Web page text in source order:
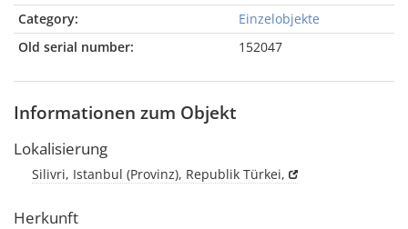
Category:
Einzelobjekte
Old serial number:
152047
Informationen zum Objekt
Lokalisierung
Silivri, Istanbul (Provinz), Republik Türkei,
Herkunft